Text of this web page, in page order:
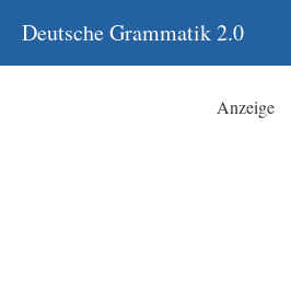
Inhalt
springen
Deutsche Grammatik 2.0
Anzeige